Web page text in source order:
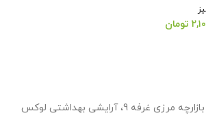
تومان
کرمانشاه، پاوه، نوسود بازارچه مرزی غرفه 9، آرایشی بهداشتی لوکس